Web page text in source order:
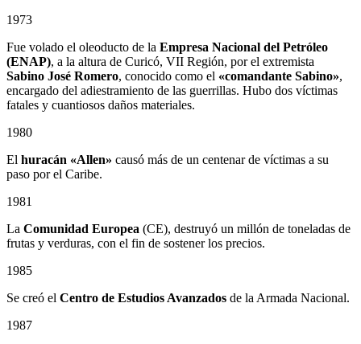
1973
Fue volado el oleoducto de la Empresa Nacional del Petróleo
(ENAP), a la altura de Curicó, VII Región, por el extremista
Sabino José Romero, conocido como el «comandante Sabino»,
encargado del adiestramiento de las guerrillas. Hubo dos víctimas
fatales y cuantiosos daños materiales.
1980
El huracán «Allen» causó más de un centenar de víctimas a su
paso por el Caribe.
1981
La Comunidad Europea (CE), destruyó un millón de toneladas de
frutas y verduras, con el fin de sostener los precios.
1985
Se creó el Centro de Estudios Avanzados de la Armada Nacional.
1987